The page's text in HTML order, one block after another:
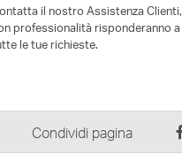
il nostro Assistenza Clienti,
professionalità risponderanno a
le tue richieste.
Condividi pagina